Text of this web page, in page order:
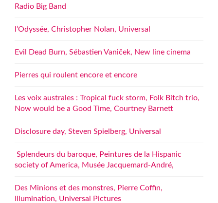
Radio Big Band
l’Odyssée, Christopher Nolan, Universal
Evil Dead Burn, Sébastien Vaniček, New line cinema
Pierres qui roulent encore et encore
Les voix australes : Tropical fuck storm, Folk Bitch trio,
Now would be a Good Time, Courtney Barnett
Disclosure day, Steven Spielberg, Universal
Splendeurs du baroque, Peintures de la Hispanic
society of America, Musée Jacquemard-André,
Des Minions et des monstres, Pierre Coffin,
Illumination, Universal Pictures